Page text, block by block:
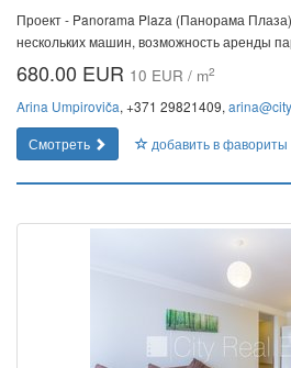
Проект - Panorama Plaza (Панорама
нескольких машин, возможность аренды
680.00 EUR 10 EUR / m2
Arina Umpiroviča, +371 29821409,
Смотреть
добавить в фавориты